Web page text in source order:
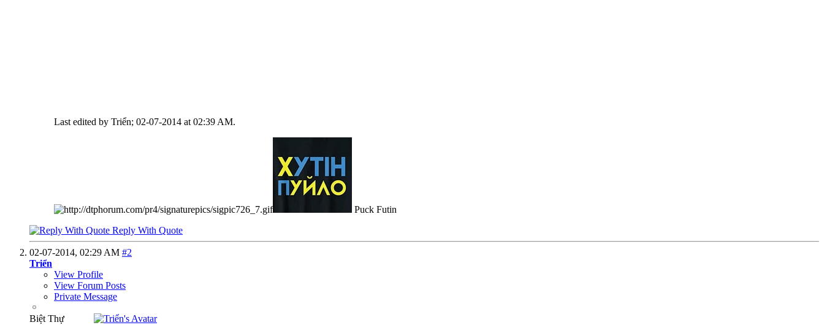
Last edited by Triển; 02-07-2014 at 02:39 AM.
Puck Futin
Reply With Quote
02-07-2014, 02:29 AM #2
Triển
View Profile
View Forum Posts
Private Message
Biệt Thự